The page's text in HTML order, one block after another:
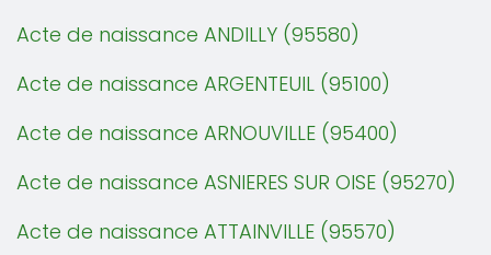
Acte de naissance ANDILLY (95580)
Acte de naissance ARGENTEUIL (95100)
Acte de naissance ARNOUVILLE (95400)
Acte de naissance ASNIERES SUR OISE (95270)
Acte de naissance ATTAINVILLE (95570)